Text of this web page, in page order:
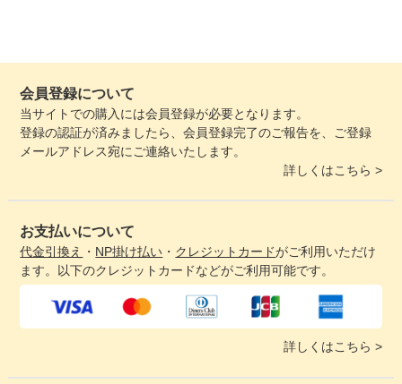
会員登録について
当サイトでの購入には会員登録が必要となります。
登録の認証が済みましたら、会員登録完了のご報告を、ご登録
メールアドレス宛にご連絡いたします。
詳しくはこちら >
お支払いについて
代金引換え ・ NP掛け払い ・ クレジットカードがご利用いただけ
ます。以下のクレジットカードなどがご利用可能です。
詳しくはこちら >